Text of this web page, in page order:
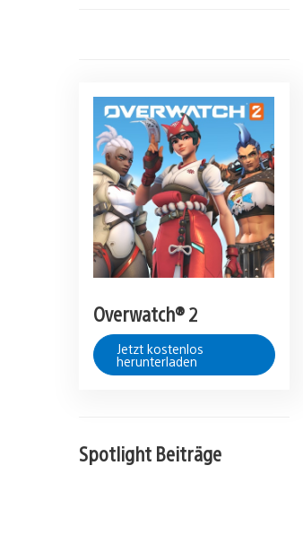
Overwatch® 2
Jetzt kostenlos
herunterladen
Spotlight Beiträge